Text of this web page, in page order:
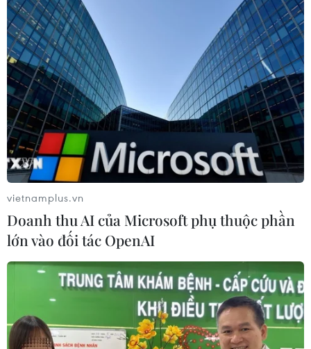
vietnamplus.vn
Doanh thu AI của Microsoft phụ thuộc phần
lớn vào đối tác OpenAI